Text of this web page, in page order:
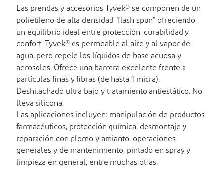
Las prendas y accesorios Tyvek® se componen de un
polietileno de alta densidad "flash spun" ofreciendo
un equilibrio ideal entre protección, durabilidad y
confort. Tyvek® es permeable al aire y al vapor de
agua, pero repele los líquidos de base acuosa y
aerosoles. Ofrece una barrera excelente frente a
partículas finas y fibras (de hasta 1 micra).
Deshilachado ultra bajo y tratamiento antiestático. No
lleva silicona.
Las aplicaciones incluyen: manipulación de productos
farmacéuticos, protección química, desmontaje y
reparación con plomo y amianto, operaciones
generales y de mantenimiento, pintado en spray y
limpieza en general, entre muchas otras.